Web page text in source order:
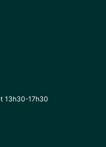
13h30-17h30